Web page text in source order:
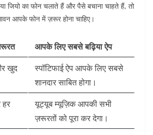
जियो का फोन चलाते हैं और पैसे बचाना चाहते हैं, तो
आपके फोन में ज़रूर होना चाहिए।
आपके लिए सबसे बढ़िया ऐप
खुद
स्पॉटिफाई ऐप आपके लिए सबसे
शानदार साबित होगा।
हर
यूट्यूब म्यूज़िक आपकी सभी
ज़रूरतों को पूरा कर देगा।